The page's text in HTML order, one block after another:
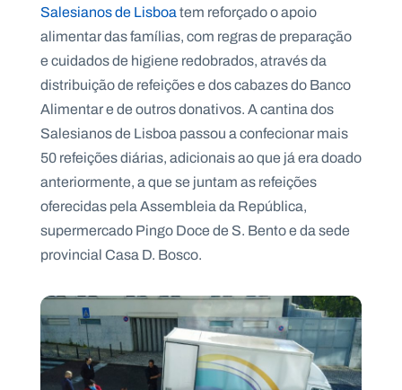
Salesianos de Lisboatem reforçado o apoio
alimentar das famílias, com regras de preparação
e cuidados de higiene redobrados, através da
distribuição de refeições e dos cabazes do Banco
Alimentar e de outros donativos. A cantina dos
Salesianos de Lisboa passou a confecionar mais
50 refeições diárias, adicionais ao que já era doado
anteriormente, a que se juntam as refeições
oferecidas pela Assembleia da República,
supermercado Pingo Doce de S. Bento e da sede
provincial Casa D. Bosco.
g
e
n
d
o
n
t
a
c
t
o
s
N
e
w
s
l
tt